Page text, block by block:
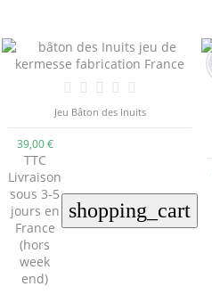
Jeu Bâton des Inuits
39,00 €
TTC
Livraison
sous 3-5
jours en
France
(hors
week
end)
shopping_cart